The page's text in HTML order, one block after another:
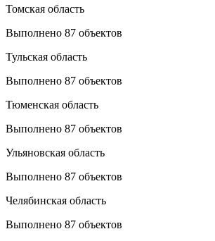
Томская область
Выполнено 87 объектов
Тульская область
Выполнено 87 объектов
Тюменская область
Выполнено 87 объектов
Ульяновская область
Выполнено 87 объектов
Челябинская область
Выполнено 87 объектов